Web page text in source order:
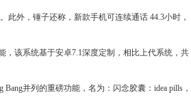
此外，锤子还称，新款手机可连续通话 44.3小时，
，该系统基于安卓7.1深度定制，相比上代系统，共
并列的重磅功能，名为：闪念胶囊：idea pills，